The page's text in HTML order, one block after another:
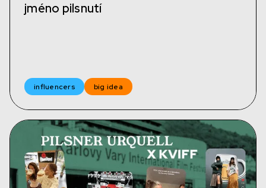
jméno pilsnutí
influencers big idea